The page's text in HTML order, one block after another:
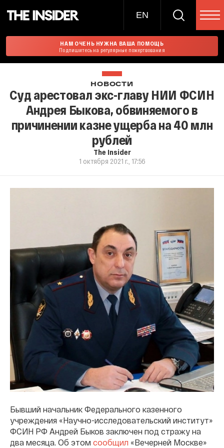
EN
НАМ ОЧЕНЬ НУЖНА ВАША ПОМОЩЬ
Подпишитесь на регулярные пожертвования
НОВОСТИ
Суд арестовал экс-главу НИИ ФСИН
Андрея Быкова, обвиняемого в
причинении казне ущерба на 40 млн
рублей
The Insider
1 октября 2021 г., 17:56
Бывший начальник Федерального казенного
учреждения «Научно-исследовательский институт»
ФСИН РФ Андрей Быков заключен под стражу на
два месяца. Об этом сообщил «Вечерней Москве»